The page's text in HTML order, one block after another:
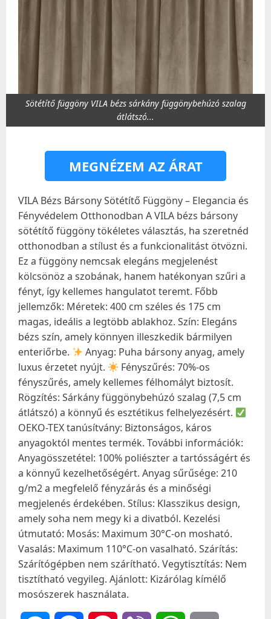
Sötétítő függöny VILA bézs sárkány függönybehúzó szalag
átlátszó...
MEGNÉZEM AZ ÁRAT
VILA Bézs Bársony Sötétítő Függöny – Elegancia és
Fényvédelem Otthonodban A VILA bézs bársony
sötétítő függöny tökéletes választás, ha szeretnéd
otthonodban a stílust és a funkcionalitást ötvözni.
Ez a függöny nemcsak elegáns megjelenést
kölcsönöz a szobának, hanem hatékonyan szűri a
fényt, így kellemes hangulatot teremt. Főbb
jellemzők: Méretek: 400 cm széles és 175 cm
magas, ideális a legtöbb ablakhoz. Szín: Elegáns
bézs szín, amely könnyen illeszkedik bármilyen
enteriőrbe.
Anyag: Puha bársony anyag, amely
luxus érzetet nyújt.
Fényszűrés: 70%-os
fényszűrés, amely kellemes félhomályt biztosít.
Rögzítés: Sárkány függönybehúzó szalag (7,5 cm
átlátszó) a könnyű és esztétikus felhelyezésért.
OEKO-TEX tanúsítvány: Biztonságos, káros
anyagoktól mentes termék. További információk:
Anyagösszetétel: 100% poliészter a tartósságért és
a könnyű kezelhetőségért. Anyag sűrűsége: 210
g/m2 a megfelelő fényzárás és a minőségi
megjelenés érdekében. Stílus: Klasszikus design,
amely soha nem megy ki a divatból. Kezelési
útmutató: Mosás: Maximum 30°C-on mosható.
Vasalás: Maximum 110°C-on vasalható. Szárítás:
Szárítógépben nem szárítható. Vegytisztítás: Nem
tisztítható vegyileg. Ajánlott: Kizárólag kímélő
mosószerek használata.